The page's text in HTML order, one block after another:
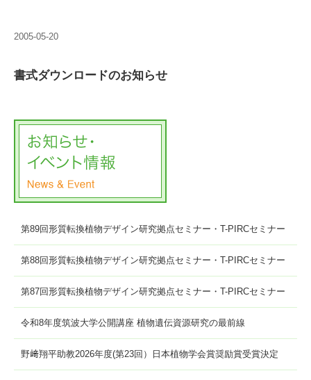
2005-05-20
書式ダウンロードのお知らせ
第89回形質転換植物デザイン研究拠点セミナー・T-PIRCセミナー
第88回形質転換植物デザイン研究拠点セミナー・T-PIRCセミナー
第87回形質転換植物デザイン研究拠点セミナー・T-PIRCセミナー
令和8年度筑波大学公開講座 植物遺伝資源研究の最前線
野﨑翔平助教2026年度(第23回）日本植物学会賞奨励賞受賞決定